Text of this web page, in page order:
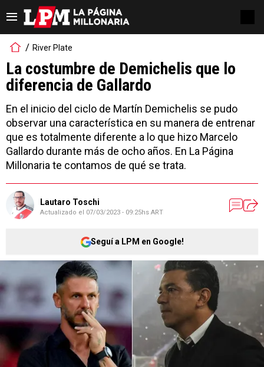
River Plate
La costumbre de Demichelis que lo
diferencia de Gallardo
En el inicio del ciclo de Martín Demichelis se pudo
observar una característica en su manera de entrenar
que es totalmente diferente a lo que hizo Marcelo
Gallardo durante más de ocho años. En La Página
Millonaria te contamos de qué se trata.
Lautaro Toschi
Actualizado el 07/03/2023 - 09:25hs ART
Seguí a LPM en Google!